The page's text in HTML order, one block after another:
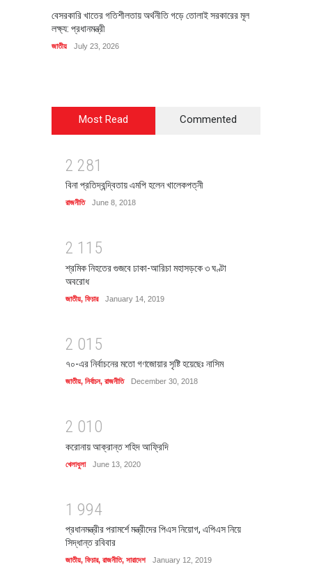
বেসরকারি খাতের গতিশীলতায় অর্থনীতি গড়ে তোলাই সরকারের মূল
লক্ষ্য: প্রধানমন্ত্রী
জাতীয় July 23, 2026
Most Read Commented
2 281
বিনা প্রতিদ্বন্দ্বিতায় এমপি হলেন খালেকপত্নী
রাজনীতি June 8, 2018
2 1 1 5
শ্রমিক নিহতের গুজবে ঢাকা-আরিচা মহাসড়কে ৩ ঘণ্টা
অবরোধ
জাতীয়, ফিচার January 14, 2019
2 01 5
৭০-এর নির্বাচনের মতো গণজোয়ার সৃষ্টি হয়েছেঃ নাসিম
জাতীয়, নির্বাচন, রাজনীতি December 30, 2018
2 01 0
করোনায় আক্রান্ত শহিদ আফ্রিদি
খেলাধুলা June 13, 2020
1 994
প্রধানমন্ত্রীর পরামর্শে মন্ত্রীদের পিএস নিয়োগ, এপিএস নিয়ে
সিদ্ধান্ত রবিবার
জাতীয়, ফিচার, রাজনীতি, সারাদেশ January 12, 2019